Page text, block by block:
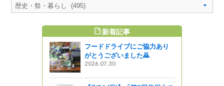
新着記事
フードドライブにご協力あり
がとうございました🙇
2026.07.30